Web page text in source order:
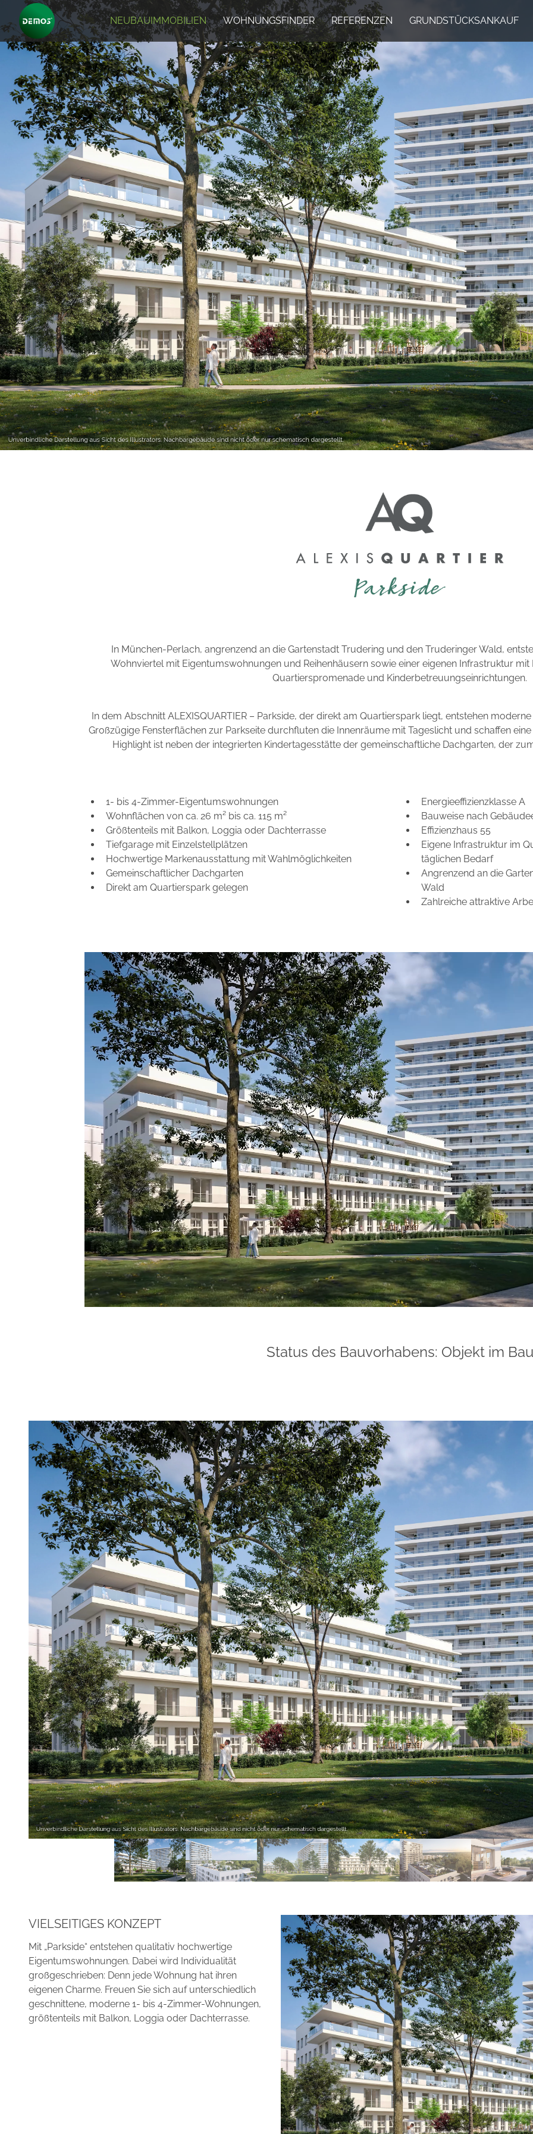
NEUBAUIMMOBILIEN WOHNUNGSFINDER REFERENZEN GRUNDSTÜCKSANKAUF
In München-Perlach, angrenzend an die Gartenstadt Trudering und den Truderinger Wald,
Wohnviertel mit Eigentumswohnungen und Reihenhäusern sowie einer eigenen Infrastruktur
Quartierspromenade und Kinderbetreuungseinrichtungen.
In dem Abschnitt ALEXISQUARTIER – Parkside, der direkt am Quartierspark liegt, entstehen
Großzügige Fensterflächen zur Parkseite durchfluten die Innenräume mit Tageslicht und schaffen
Highlight ist neben der integrierten Kindertagesstätte der gemeinschaftliche Dachgarten, der
1- bis 4-Zimmer-Eigentumswohnungen
Wohnflächen von ca. 26 m² bis ca. 115 m²
Größtenteils mit Balkon, Loggia oder Dachterrasse
Tiefgarage mit Einzelstellplätzen
Hochwertige Markenausstattung mit Wahlmöglichkeiten
Gemeinschaftlicher Dachgarten
Direkt am Quartierspark gelegen
Energieeffizienzklasse A
Bauweise nach
Effizienzhaus 55
Eigene Infrastruktur im
täglichen Bedarf
Angrenzend an die
Wald
Zahlreiche attraktive
Status des Bauvorhabens: Objekt im Bau
VIELSEITIGES KONZEPT
Mit „Parkside“ entstehen qualitativ hochwertige
Eigentumswohnungen. Dabei wird Individualität
großgeschrieben: Denn jede Wohnung hat ihren
eigenen Charme. Freuen Sie sich auf unterschiedlich
geschnittene, moderne 1- bis 4-Zimmer-Wohnungen,
größtenteils mit Balkon, Loggia oder Dachterrasse.